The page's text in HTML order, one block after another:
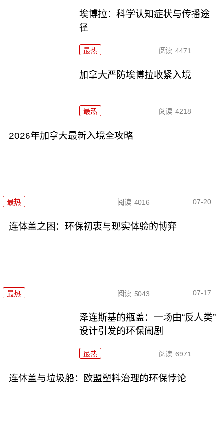
埃博拉：科学认知症状与传播途
径
最热 阅读 4471
加拿大严防埃博拉收紧入境
最热 阅读 4218
2026年加拿大最新入境全攻略
最热 阅读 4016 07-20
连体盖之困：环保初衷与现实体验的博弈
最热 阅读 5043 07-17
泽连斯基的瓶盖：一场由“反人类”
设计引发的环保闹剧
最热 阅读 6971
连体盖与垃圾船：欧盟塑料治理的环保悖论